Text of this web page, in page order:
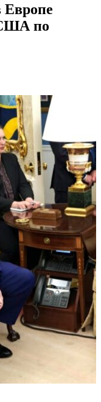
Европе
США по